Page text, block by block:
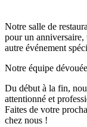
Notre salle de
pour un anniversaire,
autre événement
Notre équipe
Du début à la fin,
attentionné et
Faites de votre
chez nous !